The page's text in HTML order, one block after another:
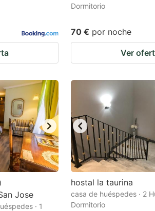
Dormitorio
70 € por noche
Ver
)
Jose
· 1
hostal la taurina
casa de huéspedes · 2
Dormitorio